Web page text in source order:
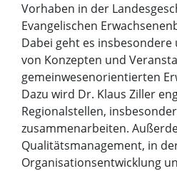
Vorhaben in der
Evangelischen
Dabei geht es
von Konzepten und
gemeinwesenorientierten
Dazu wird Dr. Klaus Ziller
Regionalstellen,
zusammenarbeiten.
Qualitätsmanagement, in
Organisationsentwicklung